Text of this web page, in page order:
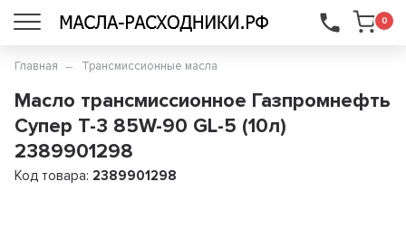
0
...
Главная Трансмиссионные масла
Масло трансмиссионное Газпромнефть
Супер T-3 85W-90 GL-5 (10л)
2389901298
Код товара: 2389901298